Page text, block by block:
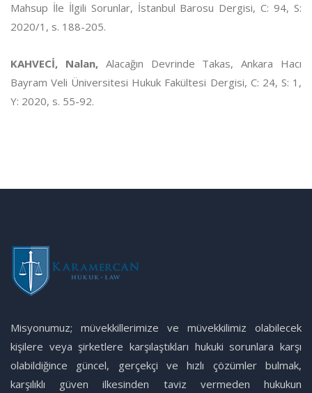
Mahsup İle İlgili Sorunlar, İstanbul Barosu Dergisi, C: 94, S:
2020/1, s. 188-205.
KAHVECİ, Nalan, Alacağın Devrinde Takas, Ankara Hacı
Bayram Veli Üniversitesi Hukuk Fakültesi Dergisi, C: 24, S: 1,
Y: 2020, s. 55-92.
Misyonumuz; müvekkillerimize ve müvekkilimiz olabilecek
kişilere veya şirketlere karşılaştıkları hukuki sorunlara karşı
olabildiğince güncel, gerçekçi ve hızlı çözümler bulmak,
karşılıklı güven ilkesinden taviz vermeden hukukun